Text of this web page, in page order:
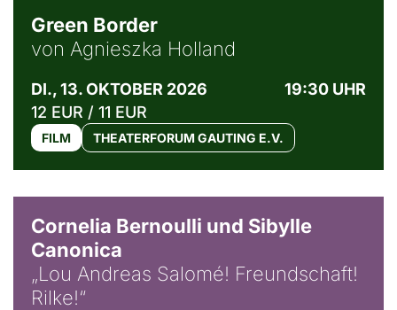
Green Border
von Agnieszka Holland
DI., 13. OKTOBER 2026
19:30 UHR
12 EUR / 11 EUR
FILM THEATERFORUM GAUTING E.V.
Cornelia Bernoulli und Sibylle
Canonica
„Lou Andreas Salomé! Freundschaft!
Rilke!“